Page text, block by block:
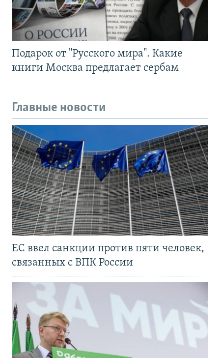
Подарок от "Русского мира". Какие
книги Москва предлагает сербам
Главные новости
ЕС ввел санкции против пяти человек,
связанных с ВПК России